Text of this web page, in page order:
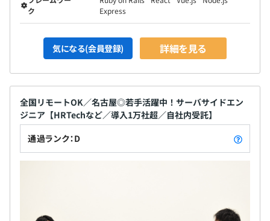
す。
◆チームはプロダクト単位で別れています。
大きいチームだと30人くらい、小さいチームだと2〜3人
で構成されています。
ク
Express
気になる(会員登録) 詳細を見る
全国リモートOK／名古屋◎若手活躍中！サーバサイドエン
ジニア【HRTechなど／導入1万社超／自社内受託】
通過ランク：D